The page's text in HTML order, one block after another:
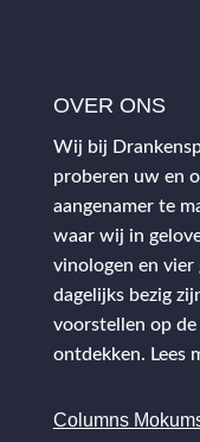
OVER ONS
Wij bij
proberen uw en
aangenamer te
waar wij in
vinologen en
dagelijks bezig
voorstellen op
ontdekken. Lees
Columns